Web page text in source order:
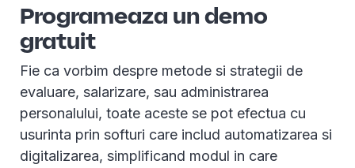
Programeaza un demo
gratuit
Fie ca vorbim despre metode si strategii de
evaluare, salarizare, sau administrarea
personalului, toate aceste se pot efectua cu
usurinta prin softuri care includ automatizarea si
digitalizarea, simplificand modul in care